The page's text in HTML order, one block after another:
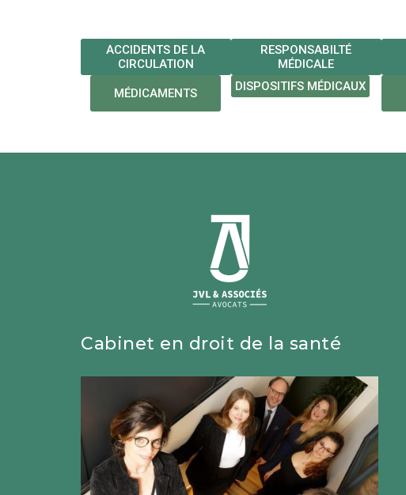
ACCIDENTS DE LA
CIRCULATION
RESPONSABILTÉ
MÉDICALE
MÉDICAMENTS DISPOSITIFS MÉDICAUX
Cabinet en droit de la santé